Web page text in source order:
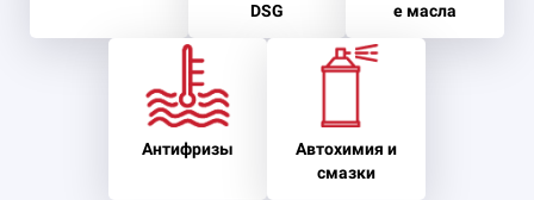
DSG
е масла
Антифризы
Автохимия и
смазки